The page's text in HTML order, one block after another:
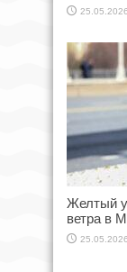
Желтый
ветра в